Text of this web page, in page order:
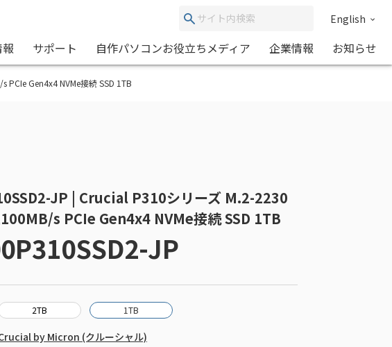
English
サポート 自作パソコンお役立ちメディア 企業情報 お知らせ
Gen4x4 NVMe接続 SSD 1TB
JP | Crucial P310シリーズ M.2-2230
s PCIe Gen4x4 NVMe接続 SSD 1TB
JP
2TB 1TB
by Micron (クルーシャル)